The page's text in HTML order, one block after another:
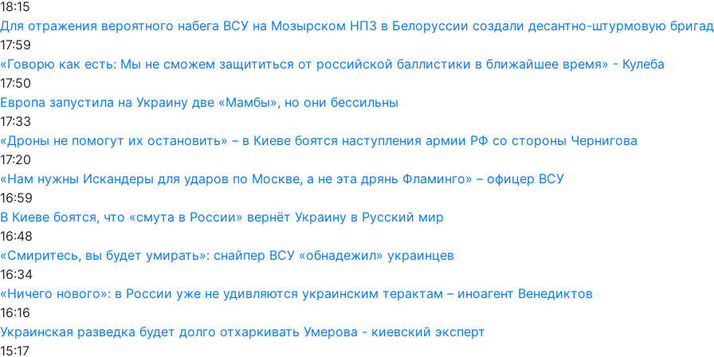
18:15
Для отражения вероятного набега ВСУ на Мозырском НПЗ в Белоруссии создали десантно-штурмовую
17:59
«Говорю как есть: Мы не сможем защититься от российской баллистики в ближайшее время» - Кулеба
17:50
Европа запустила на Украину две «Мамбы», но они бессильны
17:33
«Дроны не помогут их остановить» – в Киеве боятся наступления армии РФ со стороны Чернигова
17:20
«Нам нужны Искандеры для ударов по Москве, а не эта дрянь Фламинго» – офицер ВСУ
16:59
В Киеве боятся, что «смута в России» вернёт Украину в Русский мир
16:48
«Смиритесь, вы будет умирать»: снайпер ВСУ «обнадежил» украинцев
16:34
«Ничего нового»: в России уже не удивляются украинским терактам – иноагент Венедиктов
16:16
Украинская разведка будет долго отхаркивать Умерова - киевский эксперт
15:17